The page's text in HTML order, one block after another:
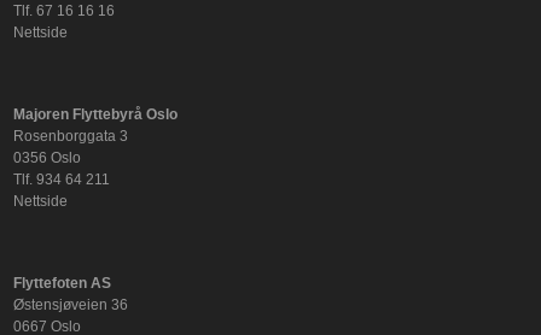
Tlf. 67 16 16 16
Nettside
Majoren Flyttebyrå Oslo
Rosenborggata 3
0356 Oslo
Tlf. 934 64 211
Nettside
Flyttefoten AS
Østensjøveien 36
0667 Oslo